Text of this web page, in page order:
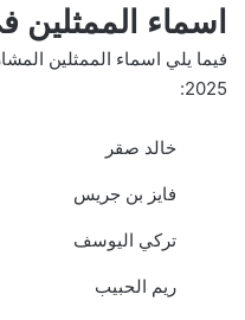
اسماء
فيما يلي اسماء الممثلين
2025:
خالد صقر
فايز بن جريس
تركي اليوسف
ريم الحبيب